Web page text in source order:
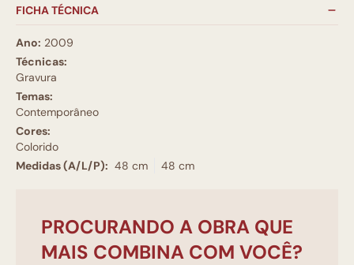
FICHA TÉCNICA
Ano: 2009
Técnicas:
Gravura
Temas:
Contemporâneo
Cores:
Colorido
Medidas (A/L/P): 48 cm 48 cm
PROCURANDO A OBRA QUE
MAIS COMBINA COM VOCÊ?